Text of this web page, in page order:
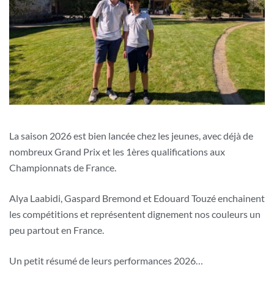
La saison 2026 est bien lancée chez les jeunes, avec déjà de
nombreux Grand Prix et les 1ères qualifications aux
Championnats de France.
Alya Laabidi, Gaspard Bremond et Edouard Touzé enchainent
les compétitions et représentent dignement nos couleurs un
peu partout en France.
Un petit résumé de leurs performances 2026…